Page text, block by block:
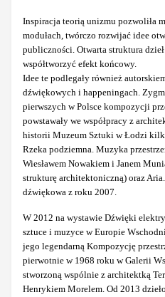
Inspiracja teorią unizmu pozwoliła
modułach, twórczo rozwijać idee
publiczności. Otwarta struktura
współtworzyć efekt końcowy.
Idee te podlegały również
dźwiękowych i happeningach.
pierwszych w Polsce kompozycji
powstawały we współpracy z
historii Muzeum Sztuki w Łodzi
Rzeka podziemna. Muzyka
Wiesławem Nowakiem i Janem
strukturę architektoniczną) oraz
dźwiękowa z roku 2007.
W 2012 na wystawie Dźwięki
sztuce i muzyce w Europie
jego legendarną Kompozycję
pierwotnie w 1968 roku w Galerii
stworzoną wspólnie z architektką
Henrykiem Morelem. Od 2013